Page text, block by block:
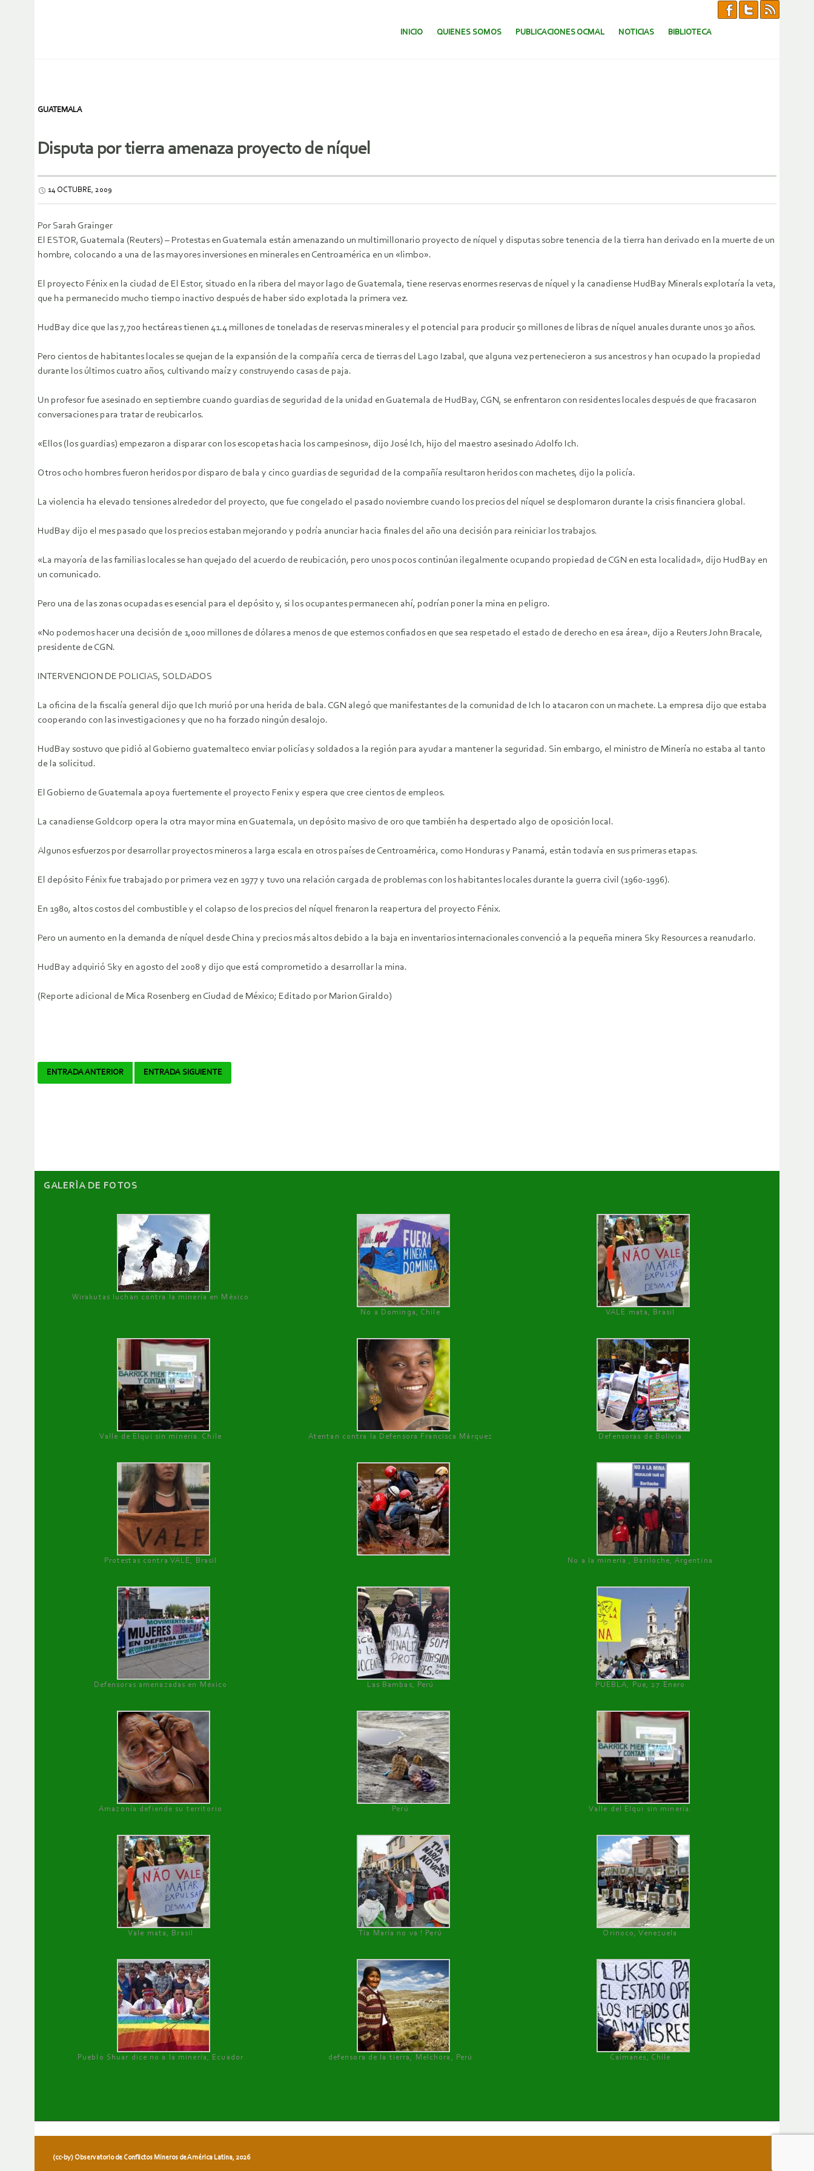
SALTAR AL CONTENIDO.
INICIO QUIENES SOMOS PUBLICACIONES OCMAL NOTICIAS BIBLIOTECA
GUATEMALA
Disputa por tierra amenaza proyecto de níquel
14 OCTUBRE, 2009
Por Sarah Grainger
El ESTOR, Guatemala (Reuters) – Protestas en Guatemala están amenazando un multimillonario proyecto de níquel y disputas sobre tenencia de la tierra han derivado en la muerte de un
hombre, colocando a una de las mayores inversiones en minerales en Centroamérica en un «limbo».
El proyecto Fénix en la ciudad de El Estor, situado en la ribera del mayor lago de Guatemala, tiene reservas enormes reservas de níquel y la canadiense HudBay Minerals explotaría la veta,
que ha permanecido mucho tiempo inactivo después de haber sido explotada la primera vez.
HudBay dice que las 7,700 hectáreas tienen 41.4 millones de toneladas de reservas minerales y el potencial para producir 50 millones de libras de níquel anuales durante unos 30 años.
Pero cientos de habitantes locales se quejan de la expansión de la compañía cerca de tierras del Lago Izabal, que alguna vez pertenecieron a sus ancestros y han ocupado la propiedad
durante los últimos cuatro años, cultivando maíz y construyendo casas de paja.
Un profesor fue asesinado en septiembre cuando guardias de seguridad de la unidad en Guatemala de HudBay, CGN, se enfrentaron con residentes locales después de que fracasaron
conversaciones para tratar de reubicarlos.
«Ellos (los guardias) empezaron a disparar con los escopetas hacia los campesinos», dijo José Ich, hijo del maestro asesinado Adolfo Ich.
Otros ocho hombres fueron heridos por disparo de bala y cinco guardias de seguridad de la compañía resultaron heridos con machetes, dijo la policía.
La violencia ha elevado tensiones alrededor del proyecto, que fue congelado el pasado noviembre cuando los precios del níquel se desplomaron durante la crisis financiera global.
HudBay dijo el mes pasado que los precios estaban mejorando y podría anunciar hacia finales del año una decisión para reiniciar los trabajos.
«La mayoría de las familias locales se han quejado del acuerdo de reubicación, pero unos pocos continúan ilegalmente ocupando propiedad de CGN en esta localidad», dijo HudBay en
un comunicado.
Pero una de las zonas ocupadas es esencial para el depósito y, si los ocupantes permanecen ahí, podrían poner la mina en peligro.
«No podemos hacer una decisión de 1,000 millones de dólares a menos de que estemos confiados en que sea respetado el estado de derecho en esa área», dijo a Reuters John Bracale,
presidente de CGN.
INTERVENCION DE POLICIAS, SOLDADOS
La oficina de la fiscalía general dijo que Ich murió por una herida de bala. CGN alegó que manifestantes de la comunidad de Ich lo atacaron con un machete. La empresa dijo que estaba
cooperando con las investigaciones y que no ha forzado ningún desalojo.
HudBay sostuvo que pidió al Gobierno guatemalteco enviar policías y soldados a la región para ayudar a mantener la seguridad. Sin embargo, el ministro de Minería no estaba al tanto
de la solicitud.
El Gobierno de Guatemala apoya fuertemente el proyecto Fenix y espera que cree cientos de empleos.
La canadiense Goldcorp opera la otra mayor mina en Guatemala, un depósito masivo de oro que también ha despertado algo de oposición local.
Algunos esfuerzos por desarrollar proyectos mineros a larga escala en otros países de Centroamérica, como Honduras y Panamá, están todavía en sus primeras etapas.
El depósito Fénix fue trabajado por primera vez en 1977 y tuvo una relación cargada de problemas con los habitantes locales durante la guerra civil (1960-1996).
En 1980, altos costos del combustible y el colapso de los precios del níquel frenaron la reapertura del proyecto Fénix.
Pero un aumento en la demanda de níquel desde China y precios más altos debido a la baja en inventarios internacionales convenció a la pequeña minera Sky Resources a reanudarlo.
HudBay adquirió Sky en agosto del 2008 y dijo que está comprometido a desarrollar la mina.
(Reporte adicional de Mica Rosenberg en Ciudad de México; Editado por Marion Giraldo)
Navegador
ENTRADA ANTERIOR ENTRADA SIGUIENTE
GALERÌA DE FOTOS
Wirakutas luchan contra la minería en México
No a Dominga, Chile
VALE mata, Brasil
Valle de Elqui sin minería. Chile Atentan contra la Defensora Francisca Márquez Defensoras de Bolivia
Protestas contra VALE, Brasil No a la minería , Bariloche, Argentina
Defensoras amenazadas en México Las Bambas, Perú PUEBLA, Pue, 27 Enero
Amazonía defiende su territorio Perú Valle del Elqui sin minería.
Vale mata, Brasil Tía María no va ! Perú Orinoco, Venezuela
Pueblo Shuar dice no a la minería, Ecuador defensora de la tierra, Melchora, Perú Caimanes, Chile
(cc-by) Observatorio de Conflictos Mineros de América Latina, 2026